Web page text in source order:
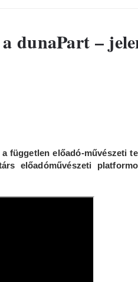
dunaPart –
független előadó-művészeti
előadóművészeti